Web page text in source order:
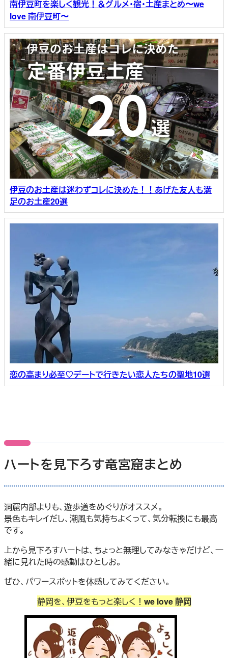
南伊豆町を楽しく観光！＆グルメ・宿・土産まとめ〜we
love 南伊豆町〜
伊豆のお土産は迷わずコレに決めた！！あげた友人も満
足のお土産20選
恋の高まり必至♡デートで行きたい恋人たちの聖地10選
ハートを見下ろす竜宮窟まとめ
洞窟内部よりも、遊歩道をめぐりがオススメ。
景色もキレイだし、潮風も気持ちよくって、気分転換にも最高
です。
上から見下ろすハートは、ちょっと無理してみなきゃだけど、一
緒に見れた時の感動はひとしお。
ぜひ、パワースポットを体感してみてください。
静岡を、伊豆をもっと楽しく！ we love 静岡